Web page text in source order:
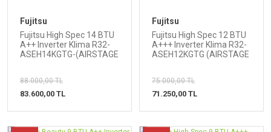
Fujitsu
Fujitsu High Spec 14 BTU
A++ Inverter Klima R32-
ASEH14KGTG-(AIRSTAGE
88.000,00 TL
83.600,00 TL
Fujitsu
Fujitsu High Spec 12 BTU
A+++ Inverter Klima R32-
ASEH12KGTG (AIRSTAGE
75.000,00 TL
71.250,00 TL